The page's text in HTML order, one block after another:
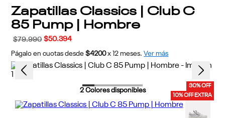
Zapatillas Classics | Club C
85 Pump | Hombre
$79.990 $50.394
Págalo en cuotas desde $4200 x 12 meses. Ver más
30% OFF
10% OFF EXTRA
2Colores disponibles